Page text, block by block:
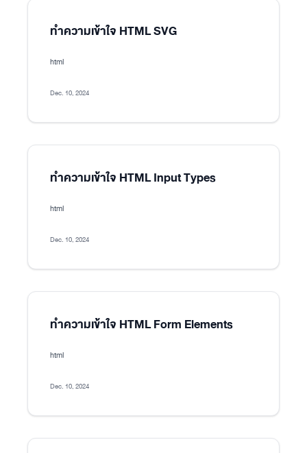
ทำความเข้าใจ HTML SVG
html
Dec. 10, 2024
ทำความเข้าใจ HTML Input Types
html
Dec. 10, 2024
ทำความเข้าใจ HTML Form Elements
html
Dec. 10, 2024